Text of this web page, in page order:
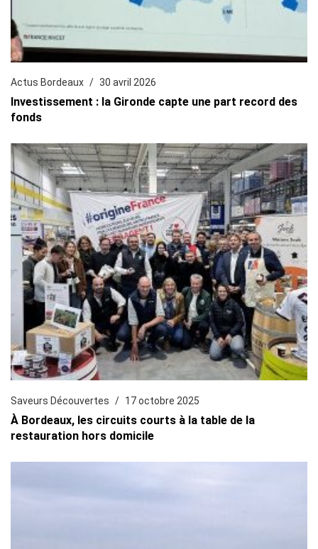
Actus Bordeaux 30 avril 2026
Investissement : la Gironde capte une part record des
fonds
Saveurs Découvertes 17 octobre 2025
À Bordeaux, les circuits courts à la table de la
restauration hors domicile